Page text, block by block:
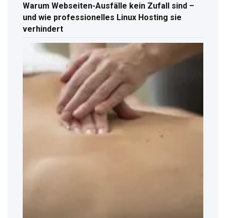
Warum Webseiten-Ausfälle kein Zufall sind –
und wie professionelles Linux Hosting sie
verhindert